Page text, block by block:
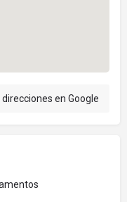
en Google